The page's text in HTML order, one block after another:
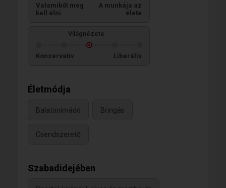
Valamiből meg
kell élni
A munkája az
élete
Világnézete
Konzervatív Liberális
Életmódja
Balatonimádó Bringás
Csendszerető
Szabadidejében